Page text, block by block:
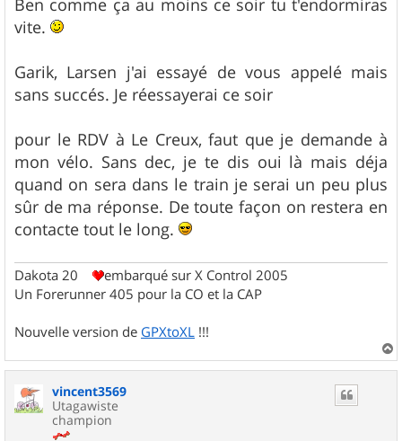
vite.
Garik, Larsen j'ai essayé de vous appelé mais
sans succés. Je réessayerai ce soir
pour le RDV à Le Creux, faut que je demande à
mon vélo. Sans dec, je te dis oui là mais déja
quand on sera dans le train je serai un peu plus
sûr de ma réponse. De toute façon on restera en
contacte tout le long.
Dakota 20
embarqué sur X Control 2005
Un Forerunner 405 pour la CO et la CAP
Nouvelle version de GPXtoXL !!!
a
vincent3569
Utagawiste
champion